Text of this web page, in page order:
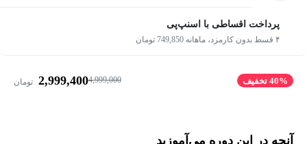
پرداخت اقساطی با اسنپ‌پی
۴ قسط بدون کارمزد، ماهانه 749,850 تومان
40% تخفیف 4,999,000
2,999,400 تومان
آنچه در این دوره می‌آموزید